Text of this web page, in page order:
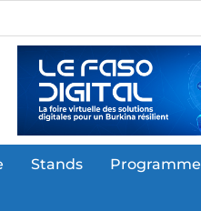
Stands Programme